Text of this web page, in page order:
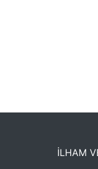
İLHAM